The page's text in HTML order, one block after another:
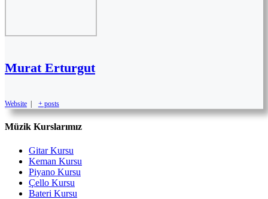
Murat Erturgut
Website + posts
Müzik Kurslarımız
Gitar Kursu
Keman Kursu
Piyano Kursu
Çello Kursu
Bateri Kursu